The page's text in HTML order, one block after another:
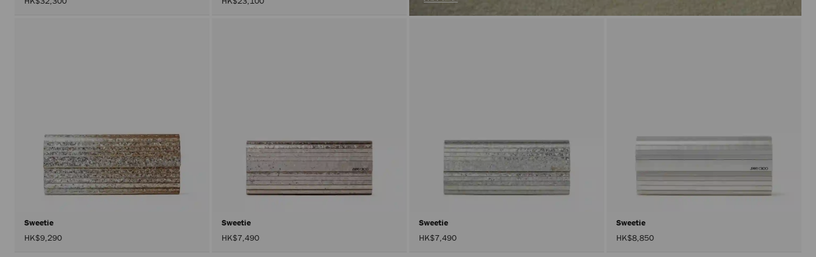
Sweetie
HK$9,290
Sweetie
HK$7,490
Sweetie
HK$7,490
Sweetie
HK$8,850